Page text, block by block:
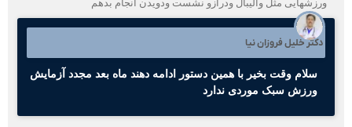
ورزشهایی مثل والیبال ودرازو نشست ودویدن انجام بدهم
دکتر خلیل فروزان نیا
سلام وقت بخیر با همین دستور ادامه دهند ماه بعد مجدد آزمایش
ورزش سبک موردی ندارد